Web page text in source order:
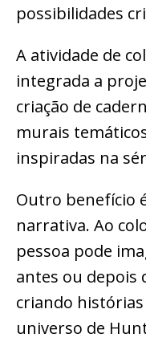
possibilidades
A atividade de
integrada a
criação de
murais
inspiradas na
Outro benefício
narrativa. Ao
pessoa pode
antes ou depois
criando
universo de